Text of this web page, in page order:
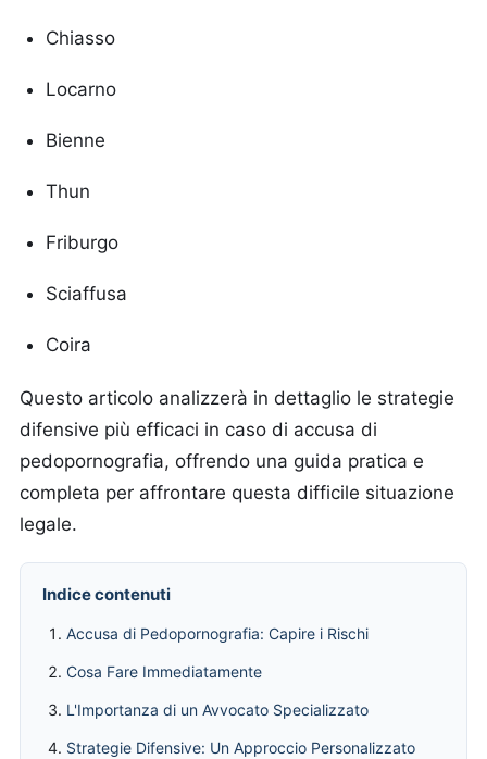
Chiasso
Locarno
Bienne
Thun
Friburgo
Sciaffusa
Coira
Questo articolo analizzerà in dettaglio le strategie
difensive più efficaci in caso di accusa di
pedopornografia, offrendo una guida pratica e
completa per affrontare questa difficile situazione
legale.
Indice contenuti
Accusa di Pedopornografia: Capire i Rischi
Cosa Fare Immediatamente
L'Importanza di un Avvocato Specializzato
Strategie Difensive: Un Approccio Personalizzato